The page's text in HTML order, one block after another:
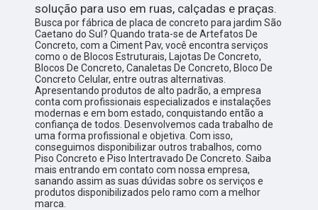
solução para uso em ruas, calçadas e praças.
Busca por fábrica de placa de concreto para jardim São
Caetano do Sul? Quando trata-se de Artefatos De
Concreto, com a Ciment Pav, você encontra serviços
como o de Blocos Estruturais, Lajotas De Concreto,
Blocos De Concreto, Canaletas De Concreto, Bloco De
Concreto Celular, entre outras alternativas.
Apresentando produtos de alto padrão, a empresa
conta com profissionais especializados e instalações
modernas e em bom estado, conquistando então a
confiança de todos. Desenvolvemos cada trabalho de
uma forma profissional e objetiva. Com isso,
conseguimos disponibilizar outros trabalhos, como
Piso Concreto e Piso Intertravado De Concreto. Saiba
mais entrando em contato com nossa empresa,
sanando assim as suas dúvidas sobre os serviços e
produtos disponibilizados pelo ramo com a melhor
marca.